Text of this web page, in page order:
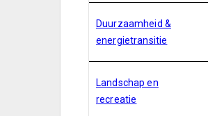
Duurzaamheid &
energietransitie
Landschap en
recreatie